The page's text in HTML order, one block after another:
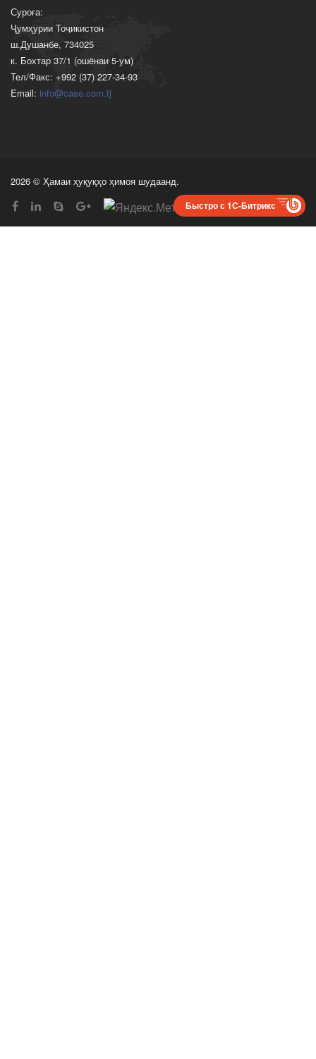
Суроға:
Ҷумҳурии Тоҷикистон
ш.Душанбе, 734025
к. Бохтар 37/1 (ошёнаи 5-ум)
Тел/Факс: +992 (37) 227-34-93
Email: info@case.com.tj
2026 © Ҳамаи ҳуқуқҳо ҳимоя шудаанд.
Быстро с 1С-Битрикс